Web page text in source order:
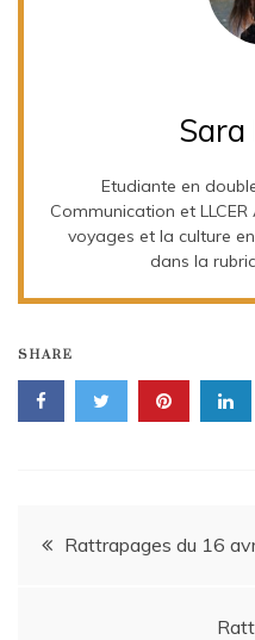
Etudiante en
Communication et
voyages et la culture
dans la
SHARE
Navigation
Rattrapages du 16